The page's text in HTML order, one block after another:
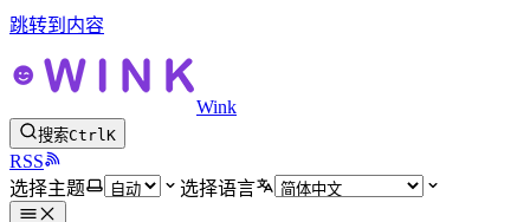
跳转到内容
Wink
搜索CtrlK
RSS
选择主题
选择语言